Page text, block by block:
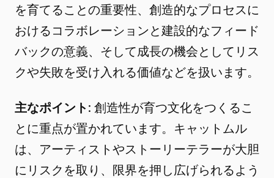
を育てることの重要性、創造的なプロセスに
おけるコラボレーションと建設的なフィード
バックの意義、そして成長の機会としてリス
クや失敗を受け入れる価値などを扱います。
主なポイント: 創造性が育つ文化をつくるこ
とに重点が置かれています。キャットムル
は、アーティストやストーリーテラーが大胆
にリスクを取り、限界を押し広げられるよう